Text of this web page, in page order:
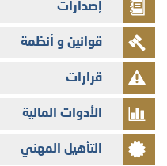
29/07/2026
وفابايل - التحيين السنوي لملف
شركات التمويل
29/07/2026
تهنئة بمناسبة عيد العرش المجيد
29/07/2026
تنشر الهيئة المغربية لسوق
28/07/2026
إصدارات
قوانين و أنظمة
قرارات
الأدوات المالية
التأهيل المهني